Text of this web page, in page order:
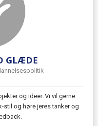
GLÆDE
og ideer. Vi vil gerne
stil og høre jeres tanker og